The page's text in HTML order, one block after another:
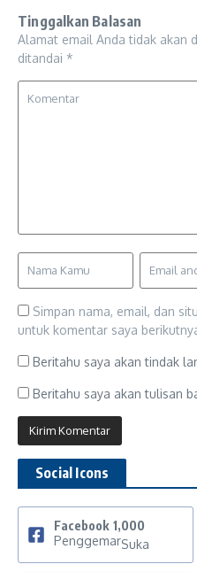
Tinggalkan Balasan
Alamat email Anda tidak akan
ditandai *
Simpan nama, email, dan
untuk komentar saya
Beritahu saya akan tindak
Beritahu saya akan tulisan
Social Icons
Facebook 1,000
PenggemarSuka